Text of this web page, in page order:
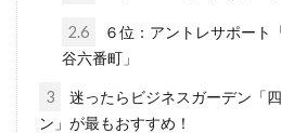
2.6
６位：アントレサポート
谷六番町」
3
迷ったらビジネスガーデン「
ン」が最もおすすめ！